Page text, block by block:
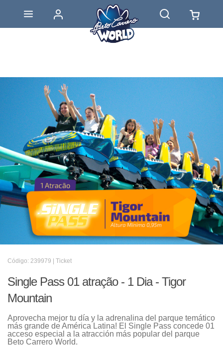
Código: 239979 | Ticket
Single Pass 01 atração - 1 Dia - Tigor
Mountain
Aprovecha mejor tu día y la adrenalina del parque temático
más grande de América Latina! El Single Pass concede 01
acceso especial a la atracción más popular del parque
Beto Carrero World.